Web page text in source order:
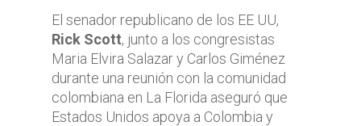
El senador republicano de los EE UU,
Rick Scott, junto a los congresistas
Maria Elvira Salazar y Carlos Giménez
durante una reunión con la comunidad
colombiana en La Florida aseguró que
Estados Unidos apoya a Colombia y